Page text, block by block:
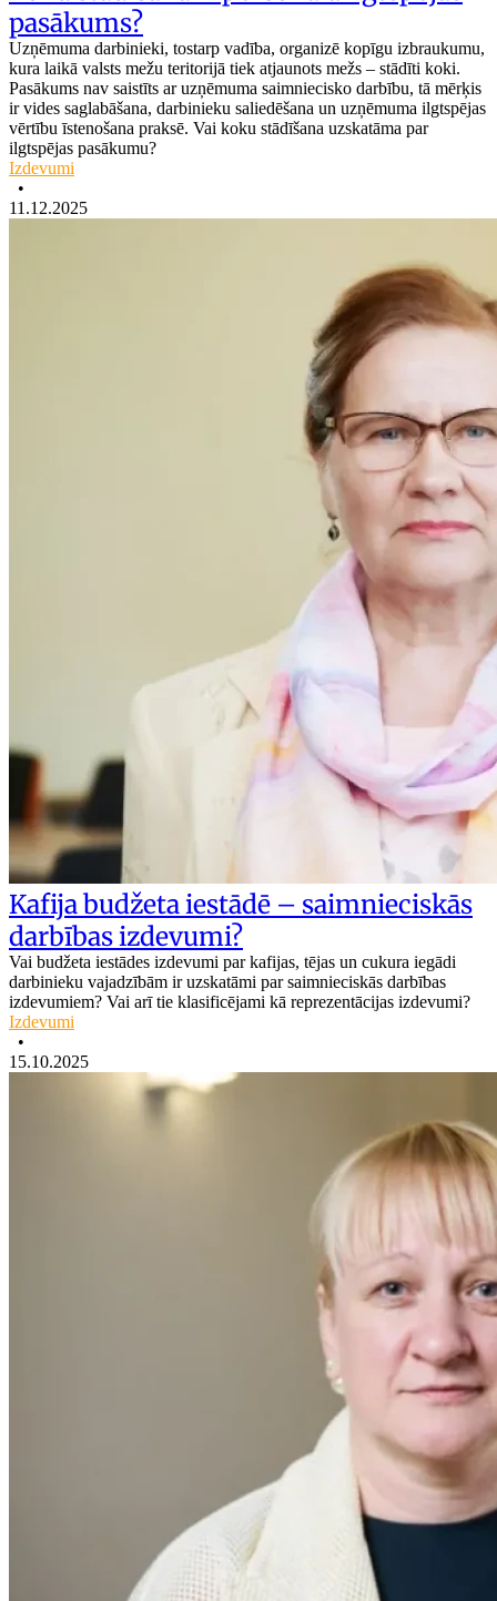
pasākums?
Uzņēmuma darbinieki, tostarp vadība, organizē kopīgu izbraukumu,
kura laikā valsts mežu teritorijā tiek atjaunots mežs – stādīti koki.
Pasākums nav saistīts ar uzņēmuma saimniecisko darbību, tā mērķis
ir vides saglabāšana, darbinieku saliedēšana un uzņēmuma ilgtspējas
vērtību īstenošana praksē. Vai koku stādīšana uzskatāma par
ilgtspējas pasākumu?
Izdevumi
•
11.12.2025
Kafija budžeta iestādē – saimnieciskās
darbības izdevumi?
Vai budžeta iestādes izdevumi par kafijas, tējas un cukura iegādi
darbinieku vajadzībām ir uzskatāmi par saimnieciskās darbības
izdevumiem? Vai arī tie klasificējami kā reprezentācijas izdevumi?
Izdevumi
•
15.10.2025